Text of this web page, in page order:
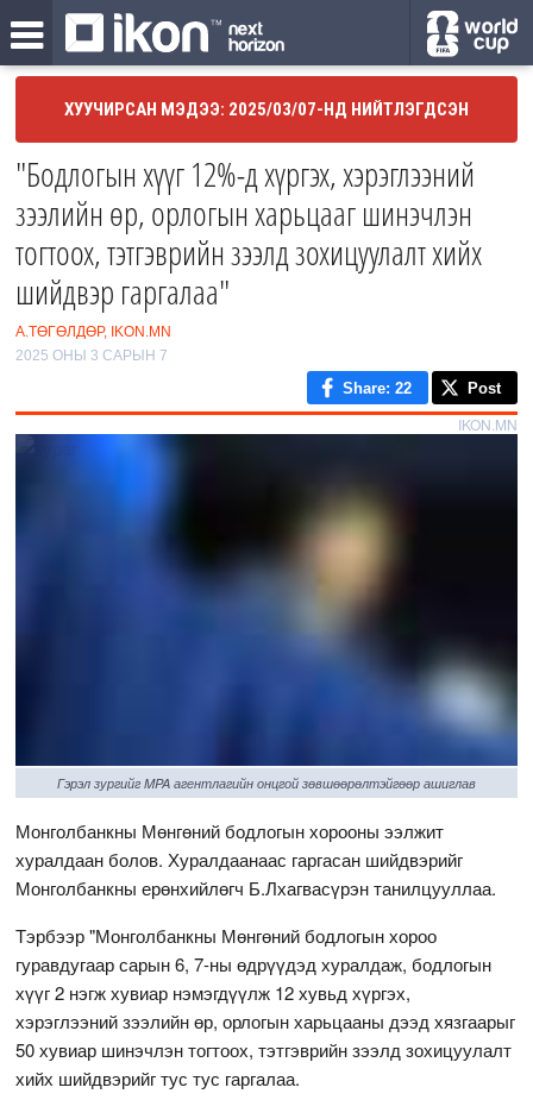
ХУУЧИРСАН МЭДЭЭ: 2025/03/07-НД НИЙТЛЭГДСЭН
"Бодлогын хүүг 12%-д хүргэх, хэрэглээний
зээлийн өр, орлогын харьцааг шинэчлэн
тогтоох, тэтгэврийн зээлд зохицуулалт хийх
шийдвэр гаргалаа"
А.ТӨГӨЛДӨР, IKON.MN
2025 ОНЫ 3 САРЫН 7
Share: 22 Post
IKON.MN
Гэрэл зургийг MPA агентлагийн онцгой зөвшөөрөлтэйгөөр ашиглав
Монголбанкны Мөнгөний бодлогын хорооны ээлжит
хуралдаан болов. Хуралдаанаас гаргасан шийдвэрийг
Монголбанкны ерөнхийлөгч Б.Лхагвасүрэн танилцууллаа.
Тэрбээр "Монголбанкны Мөнгөний бодлогын хороо
гуравдугаар сарын 6, 7-ны өдрүүдэд хуралдаж, бодлогын
хүүг 2 нэгж хувиар нэмэгдүүлж 12 хувьд хүргэх,
хэрэглээний зээлийн өр, орлогын харьцааны дээд хязгаарыг
50 хувиар шинэчлэн тогтоох, тэтгэврийн зээлд зохицуулалт
хийх шийдвэрийг тус тус гаргалаа.